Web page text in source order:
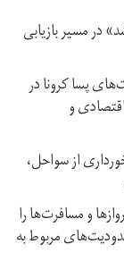
در مسیر بازیابی
پسا کرونا در
و
از سواحل،‌
و مسافرت‌ها را
مربوط به